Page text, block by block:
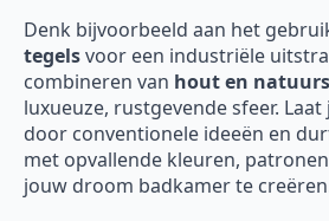
Denk bijvoorbeeld aan het
tegelsvoor een industriële
combineren van hout en
luxueuze, rustgevende sfeer.
door conventionele ideeën en
met opvallende kleuren,
jouw droom badkamer te